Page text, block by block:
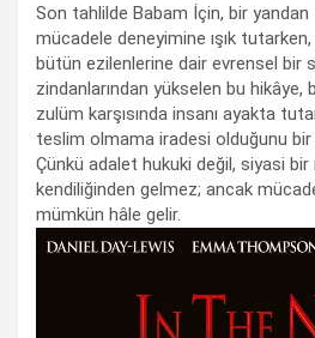
Son tahlilde Babam İçin, bir yandan
mücadele deneyimine ışık
bütün ezilenlerine dair evrensel bir
zindanlarından yükselen bu
zulüm karşısında insanı ayakta
teslim olmama iradesi olduğunu
Çünkü adalet hukuki değil, siyasi
kendiliğinden gelmez; ancak
mümkün hâle gelir.